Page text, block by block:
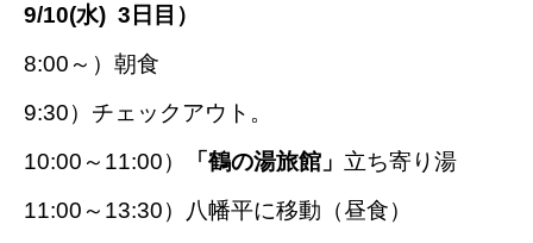
9/10(水) 3日目）
8:00～）朝食
9:30）チェックアウト。
10:00～11:00）
「鶴の湯旅館」 立ち寄り湯
11:00～13:30）八幡平に移動（昼食）